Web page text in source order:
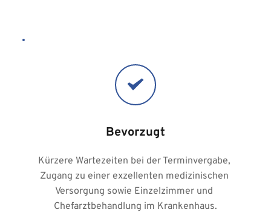
Bevorzugt
Kürzere Wartezeiten bei der Terminvergabe,
Zugang zu einer exzellenten medizinischen
Versorgung sowie Einzelzimmer und
Chefarztbehandlung im Krankenhaus.